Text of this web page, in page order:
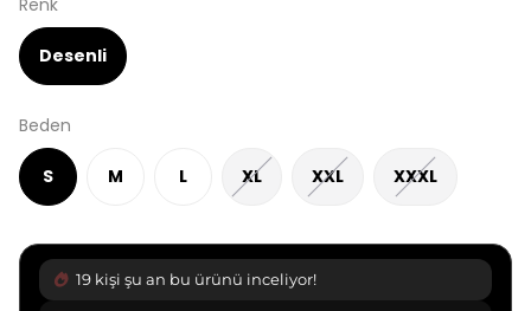
Renk
Desenli
Beden
S M L XL XXL XXXL
21 kişi şu an bu ürünü inceliyor!